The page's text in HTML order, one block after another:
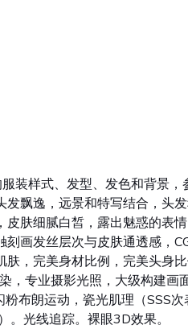
装样式、发型、发色和背景
发飘逸，远景和特写结合，头
皮肤细腻白皙，露出魅惑的表
刻画发丝层次与皮肤通透感，
肤，完美身材比例，完美头身
，专业摄影光照，大级构建画
布朗运动，瓷光肌理（SSS
光线追踪。裸眼3D效果。